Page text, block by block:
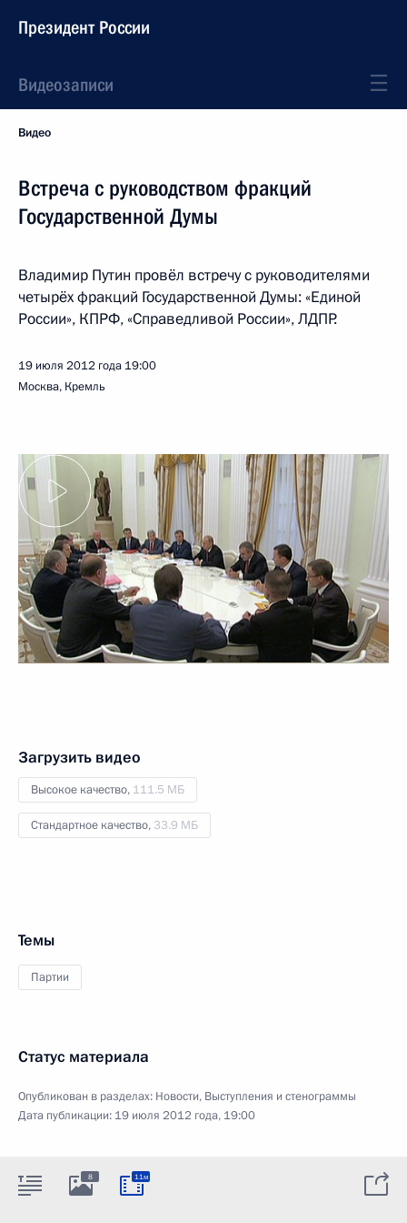
Президент России
Видеозаписи
Видео
Встреча с руководством фракций
Государственной Думы
Владимир Путин провёл встречу с руководителями
четырёх фракций Государственной Думы: «Единой
России», КПРФ, «Справедливой России», ЛДПР.
19 июля 2012 года 19:00
Москва, Кремль
Загрузить видео
Высокое качество, 111.5 МБ
Стандартное качество, 33.9 МБ
Темы
Партии
Статус материала
Опубликован в разделах: Новости, Выступления и стенограммы
Дата публикации: 19 июля 2012 года, 19:00
8 11м